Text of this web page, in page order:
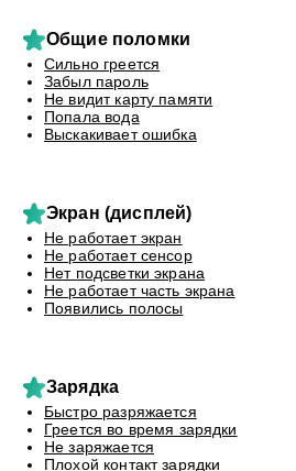
Общие поломки
Сильно греется
Забыл пароль
Не видит карту памяти
Попала вода
Выскакивает ошибка
Экран (дисплей)
Не работает экран
Не работает сенсор
Нет подсветки экрана
Не работает часть экрана
Появились полосы
Зарядка
Быстро разряжается
Греется во время зарядки
Не заряжается
Плохой контакт зарядки